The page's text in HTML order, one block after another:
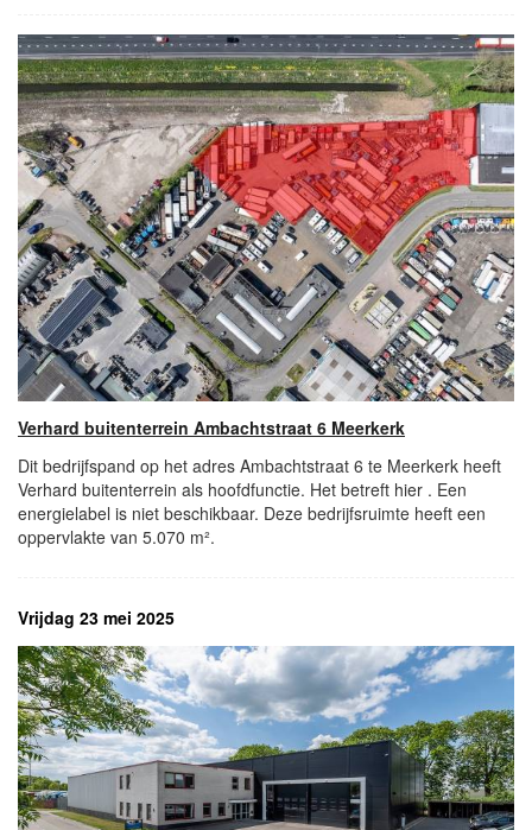
Verhard buitenterrein Ambachtstraat 6 Meerkerk
Dit bedrijfspand op het adres Ambachtstraat 6 te Meerkerk heeft
Verhard buitenterrein als hoofdfunctie. Het betreft hier . Een
energielabel is niet beschikbaar. Deze bedrijfsruimte heeft een
oppervlakte van 5.070 m².
Vrijdag 23 mei 2025